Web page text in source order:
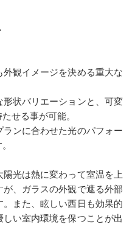
販売・施工代理店募集
観イメージを決める重大な
状バリエーションと、可変
せる事が可能。
ンに合わせた光のパフォー
光は熱に変わって室温を上
、ガラスの外観で遮る外部
また、眩しい西日も効果的
い室内環境を保つことが出